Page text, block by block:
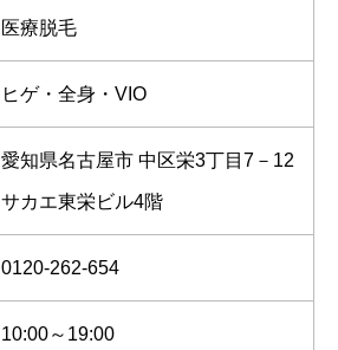
医療脱毛
ヒゲ・全身・VIO
愛知県名古屋市 中区栄3丁目7－12
サカエ東栄ビル4階
0120-262-654
10:00～19:00